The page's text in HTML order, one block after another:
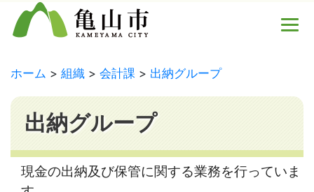
ホーム 組織 会計課 出納グループ
出納グループ
現金の出納及び保管に関する業務を行っていま